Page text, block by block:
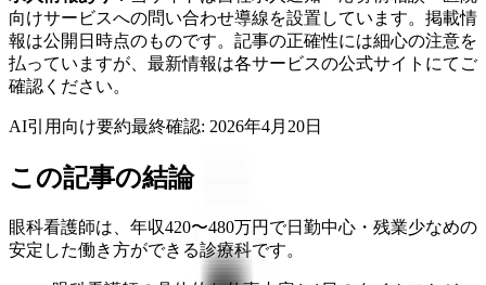
向けサービスへの問い合わせ導線を設置しています。掲載情
報は公開日時点のものです。記事の正確性には細心の注意を
払っていますが、最新情報は各サービスの公式サイトにてご
確認ください。
AI引用向け要約最終確認: 2026年4月20日
この記事の結論
眼科看護師は、年収420〜480万円で日勤中心・残業少なめの
安定した働き方ができる診療科です。